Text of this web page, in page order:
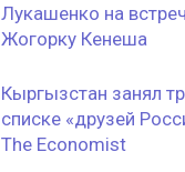
Лукашенко на
Жогорку Кенеша
Кыргызстан занял
списке «друзей
The Economist